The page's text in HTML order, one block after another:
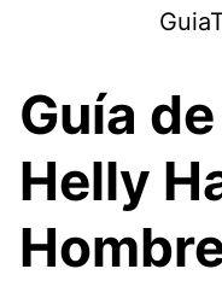
Guía
Helly